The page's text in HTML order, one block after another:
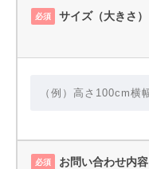
必須 サイズ（大きさ）
必須 お問い合わせ内容